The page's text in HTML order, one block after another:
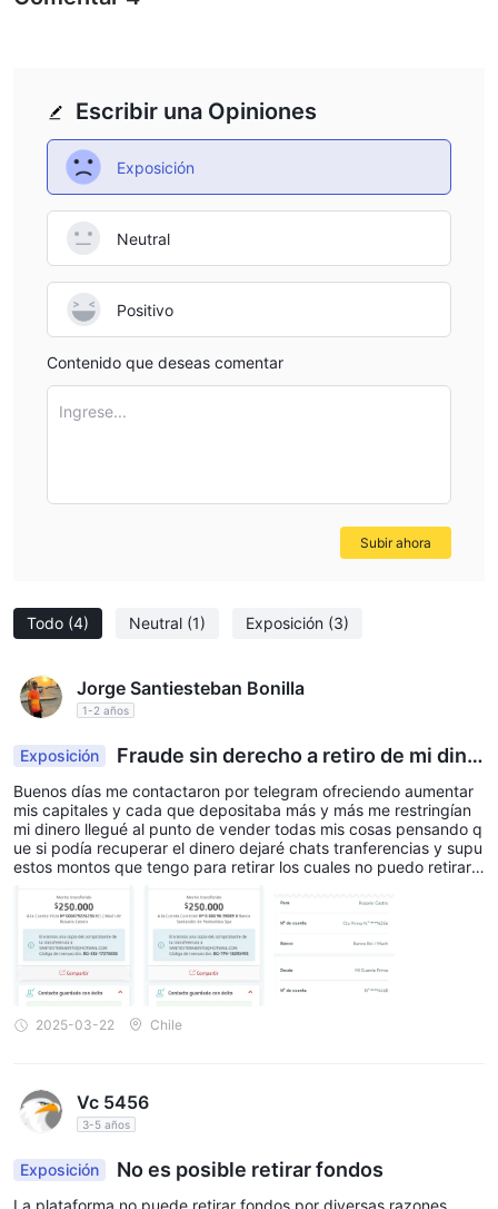
whether the broker’s offerings align with your individual
trading needs and preferences.
Todo (4) Neutral (1) Exposición (3)
Jorge Santiesteban Bonilla
1-2 años
Exposición
Fraude sin derecho a retiro de mi dine
ro
Buenos días me contactaron por telegram ofreciendo aumentar
mis capitales y cada que depositaba más y más me restringían
mi dinero llegué al punto de vender todas mis cosas pensando q
ue si podía recuperar el dinero dejaré chats tranferencias y supu
estos montos que tengo para retirar los cuales no puedo retirar
2025-03-22 Chile
Vc 5456
3-5 años
Exposición No es posible retirar fondos
La plataforma no puede retirar fondos por diversas razones.
Escribir una Opiniones
Exposición
Neutral
Positivo
Contenido que deseas comentar
Ingrese...
Subir ahora